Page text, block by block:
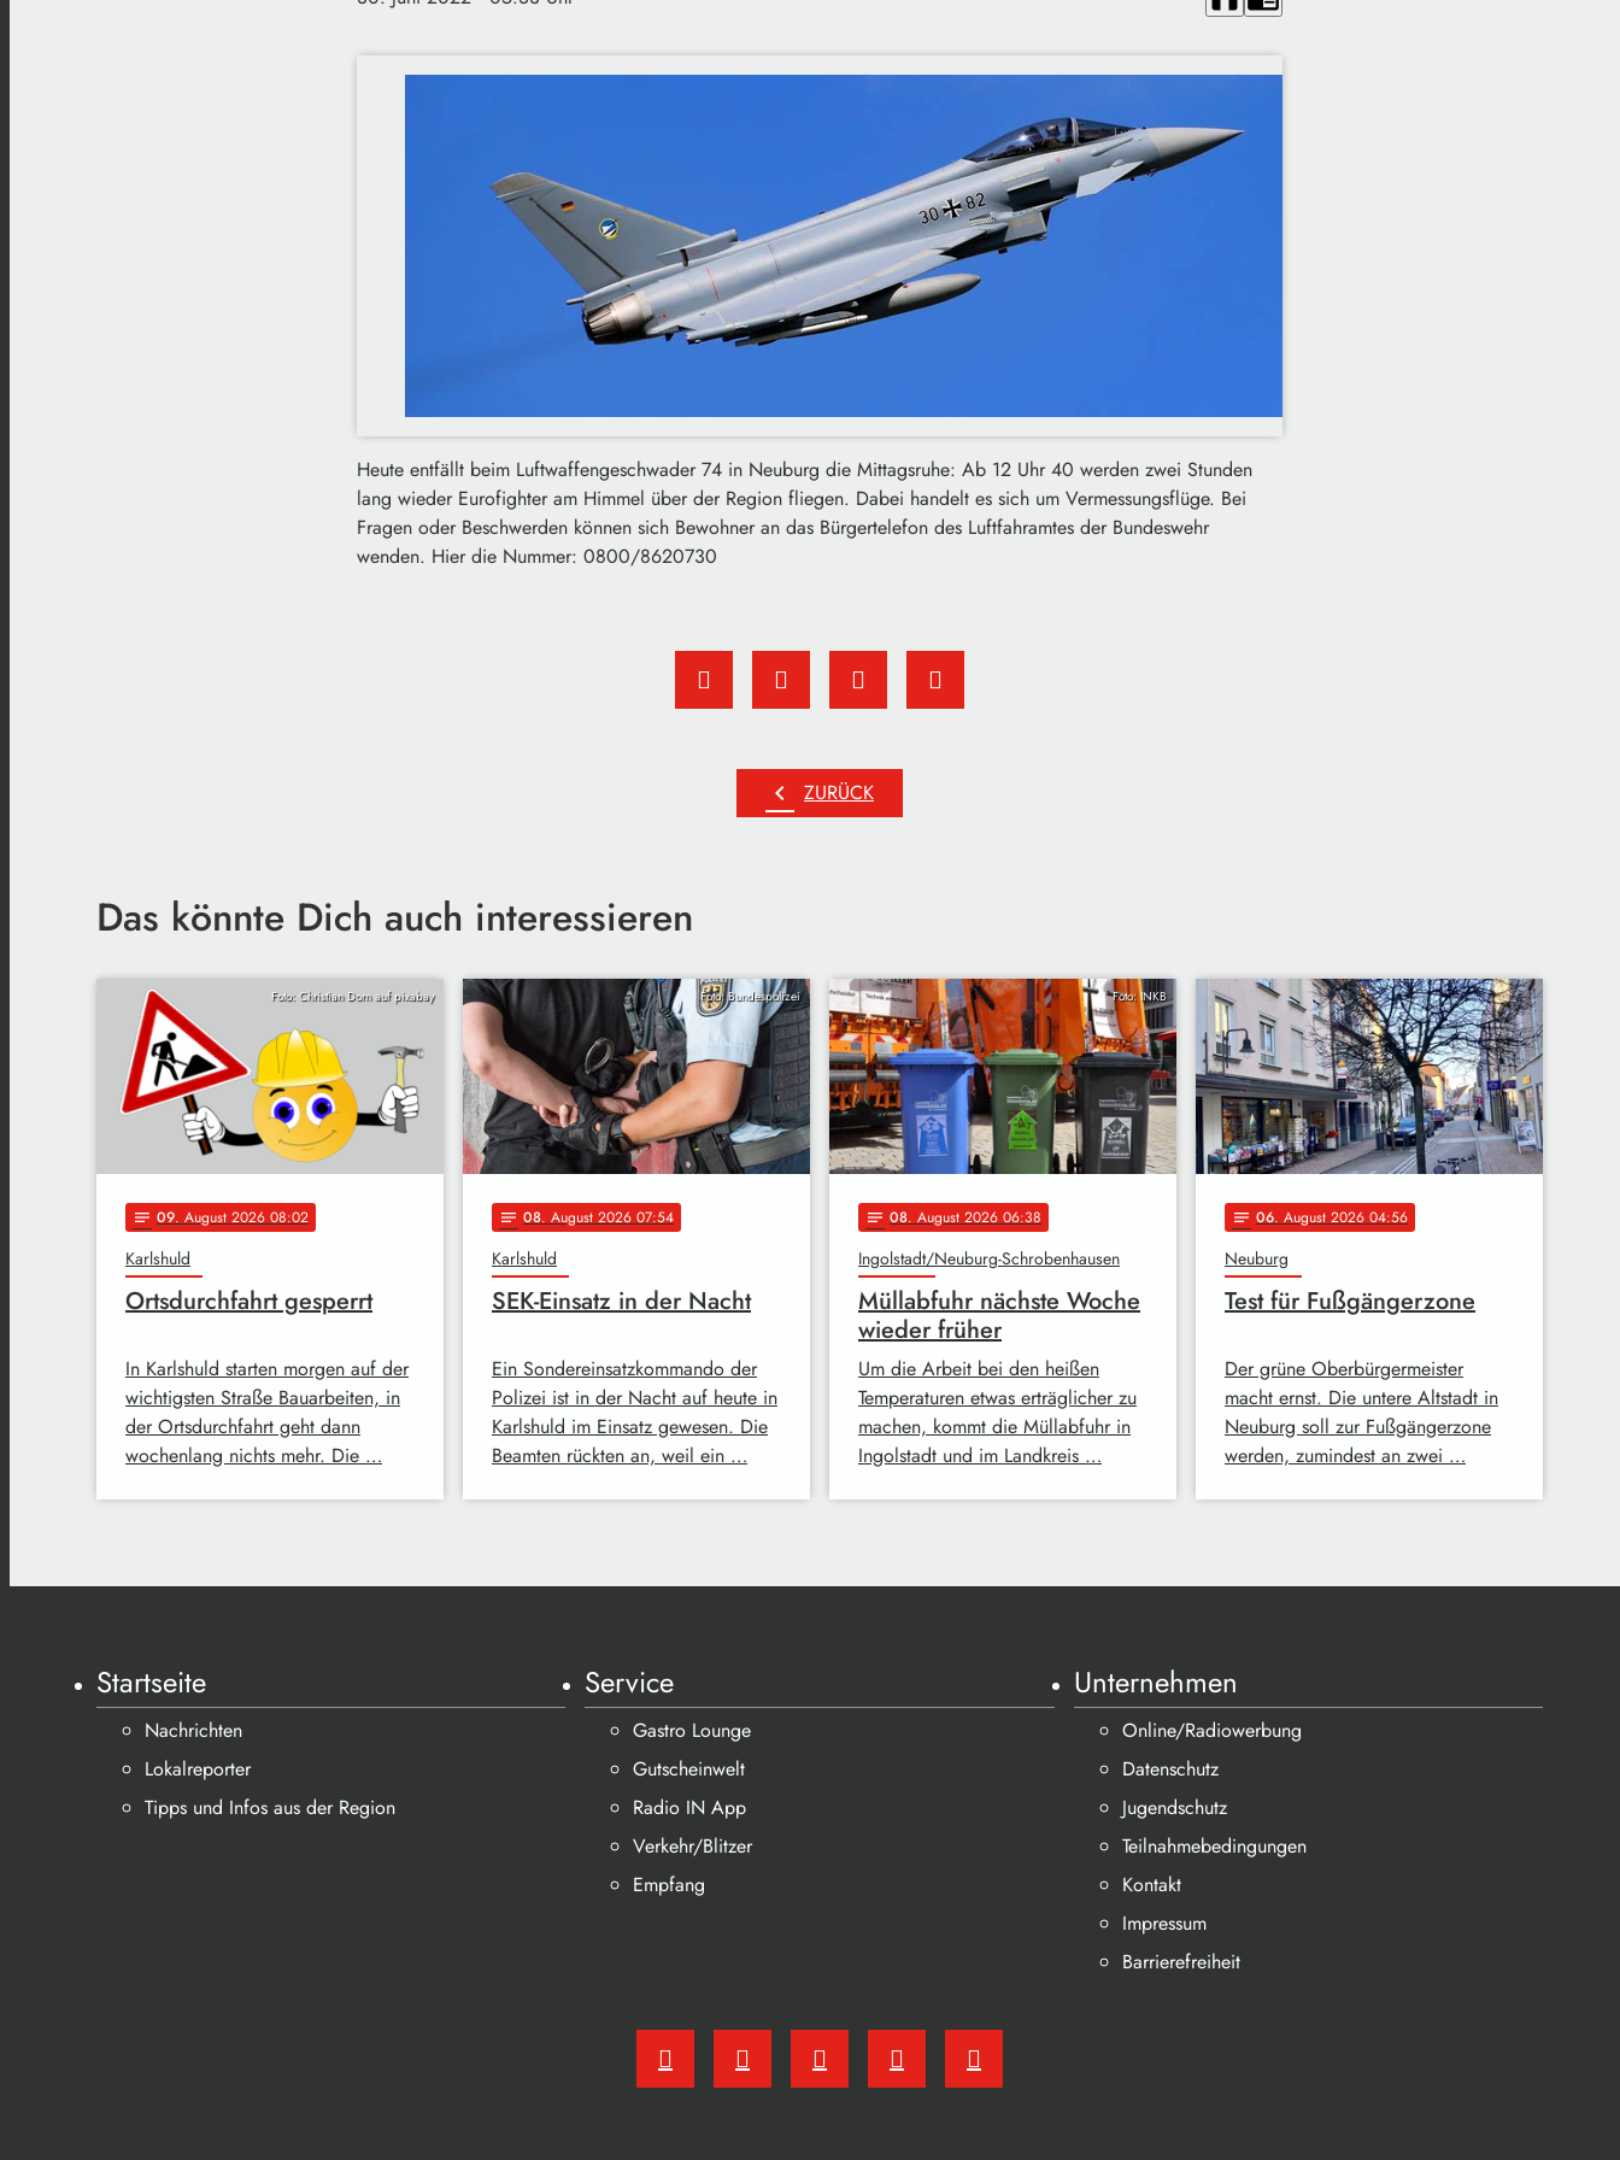
Heute entfällt beim Luftwaffengeschwader 74 in Neuburg die Mittagsruhe: Ab 12 Uhr 40 werden zwei Stunden
lang wieder Eurofighter am Himmel über der Region fliegen. Dabei handelt es sich um Vermessungsflüge. Bei
Fragen oder Beschwerden können sich Bewohner an das Bürgertelefon des Luftfahramtes der Bundeswehr
wenden. Hier die Nummer: 0800/8620730
chevron_left ZURÜCK
Das könnte Dich auch interessieren
Foto: Christian Dorn auf pixabay
notes 09. August 2026 08:02
Karlshuld
Ortsdurchfahrt gesperrt
In Karlshuld starten morgen auf der
wichtigsten Straße Bauarbeiten, in
der Ortsdurchfahrt geht dann
wochenlang nichts mehr. Die …
Foto: Bundespolizei
notes 08. August 2026 07:54
Karlshuld
SEK-Einsatz in der Nacht
Ein Sondereinsatzkommando der
Polizei ist in der Nacht auf heute in
Karlshuld im Einsatz gewesen. Die
Beamten rückten an, weil ein …
Foto: INKB
notes 08. August 2026 06:38
Ingolstadt/Neuburg-Schrobenhausen
Müllabfuhr nächste Woche
wieder früher
Um die Arbeit bei den heißen
Temperaturen etwas erträglicher zu
machen, kommt die Müllabfuhr in
Ingolstadt und im Landkreis …
notes 06. August 2026 04:56
Neuburg
Test für Fußgängerzone
Der grüne Oberbürgermeister
macht ernst. Die untere Altstadt in
Neuburg soll zur Fußgängerzone
werden, zumindest an zwei …
Startseite
Nachrichten
Lokalreporter
Tipps und Infos aus der Region
Service
Gastro Lounge
Gutscheinwelt
Radio IN App
Verkehr/Blitzer
Empfang
Unternehmen
Online/Radiowerbung
Datenschutz
Jugendschutz
Teilnahmebedingungen
Kontakt
Impressum
Barrierefreiheit